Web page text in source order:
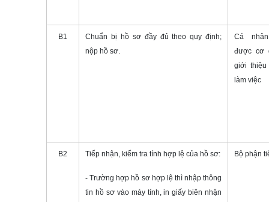
B1
Chuẩn bị hồ sơ đầy đủ theo quy định;
nộp hồ sơ.
Cá
được cơ
giới thiệu
làm việc
B2 Tiếp nhận, kiểm tra tính hợp lệ của hồ sơ:
- Trường hợp hồ sơ hợp lệ thì nhập thông
tin hồ sơ vào máy tính, in giấy biên nhận
Bộ phận